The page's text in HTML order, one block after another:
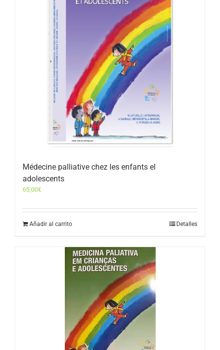
Médecine palliative chez les enfants el
adolescents
65,00€
Añadir al carrito Detalles